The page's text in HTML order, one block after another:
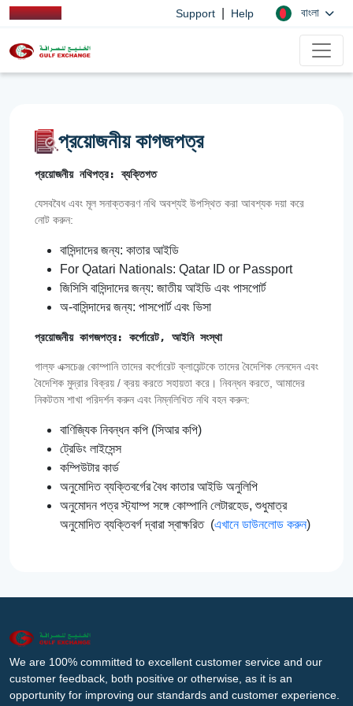
Support Help বাংলা
প্রয়োজনীয় কাগজপত্র
প্রয়োজনীয় নথিপত্র: ব্যক্তিগত
যেসববৈধ এবং মূল সনাক্তকরণ নথি অবশ্যই উপস্থিত করা আবশ্যক দয়া করে
নোট করুন:
বাসিন্দাদের জন্য: কাতার আইডি
For Qatari Nationals: Qatar ID or Passport
জিসিসি বাসিন্দাদের জন্য: জাতীয় আইডি এবং পাসপোর্ট
অ-বাসিন্দাদের জন্য: পাসপোর্ট এবং ভিসা
প্রয়োজনীয় কাগজপত্র: কর্পোরেট, আইনি সংস্থা
গাল্‌ফ এক্সচেঞ্জ কোম্পানি তাদের কর্পোরেট ক্লায়েন্টকে তাদের বৈদেশিক লেনদেন এবং
বৈদেশিক মুদ্রার বিক্রয় / ক্রয় করতে সহায়তা করে। নিবন্ধন করতে, আমাদের
নিকটতম শাখা পরিদর্শন করুন এবং নিম্নলিখিত নথি বহন করুন:
বাণিজ্যিক নিবন্ধন কপি (সিআর কপি)
ট্রেডিং লাইসেন্স
কম্পিউটার কার্ড
অনুমোদিত ব্যক্তিবর্গের বৈধ কাতার আইডি অনুলিপি
অনুমোদন পত্র স্ট্যাম্প সঙ্গে কোম্পানি লেটারহেড, শুধুমাত্র
অনুমোদিত ব্যক্তিবর্গ দ্বারা স্বাক্ষরিত (এখানে ডাউনলোড করুন)
We are 100% committed to excellent customer service and our
customer feedback, both positive or otherwise, as it is an
opportunity for improving our standards and customer experience.